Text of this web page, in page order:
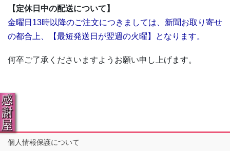
【定休日中の配送について】
金曜日13時以降のご注文につきましては、新聞お取り寄せ
の都合上、【最短発送日が翌週の火曜】となります。
何卒ご了承くださいますようお願い申し上げます。
個人情報保護について